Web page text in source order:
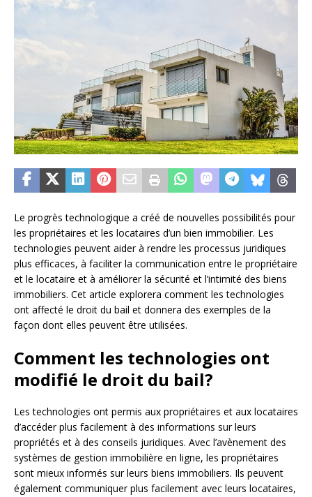
Le progrès technologique a créé de nouvelles possibilités pour
les propriétaires et les locataires d’un bien immobilier. Les
technologies peuvent aider à rendre les processus juridiques
plus efficaces, à faciliter la communication entre le propriétaire
et le locataire et à améliorer la sécurité et l’intimité des biens
immobiliers. Cet article explorera comment les technologies
ont affecté le droit du bail et donnera des exemples de la
façon dont elles peuvent être utilisées.
Comment les technologies ont
modifié le droit du bail?
Les technologies ont permis aux propriétaires et aux locataires
d’accéder plus facilement à des informations sur leurs
propriétés et à des conseils juridiques. Avec l’avènement des
systèmes de gestion immobilière en ligne, les propriétaires
sont mieux informés sur leurs biens immobiliers. Ils peuvent
également communiquer plus facilement avec leurs locataires,